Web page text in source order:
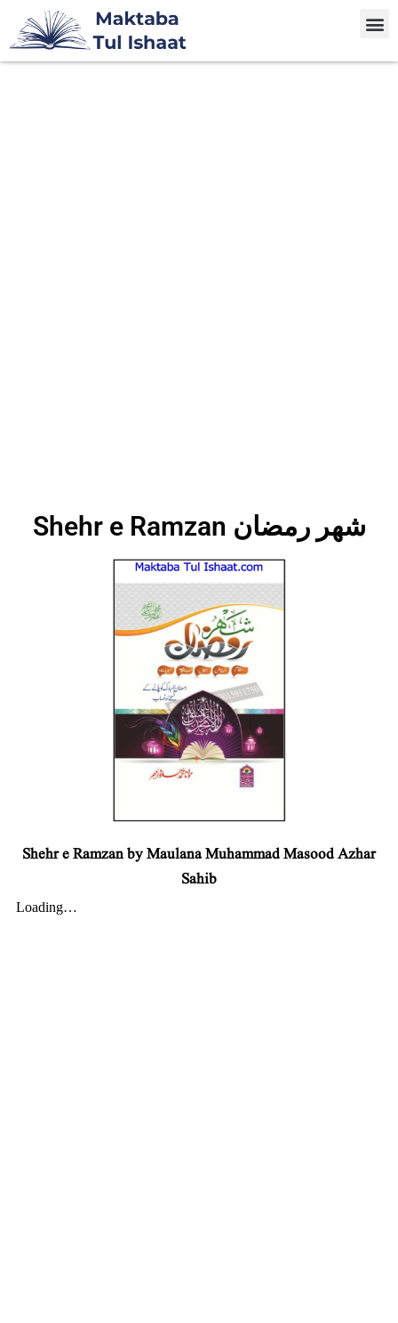
Shehr e Ramzan شھر رمضان
Shehr e Ramzan by Maulana Muhammad Masood Azhar
Sahib